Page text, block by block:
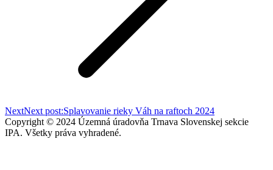
NextNext post:Splavovanie rieky Váh na raftoch 2024
Copyright © 2024 Územná úradovňa Trnava Slovenskej sekcie
IPA. Všetky práva vyhradené.